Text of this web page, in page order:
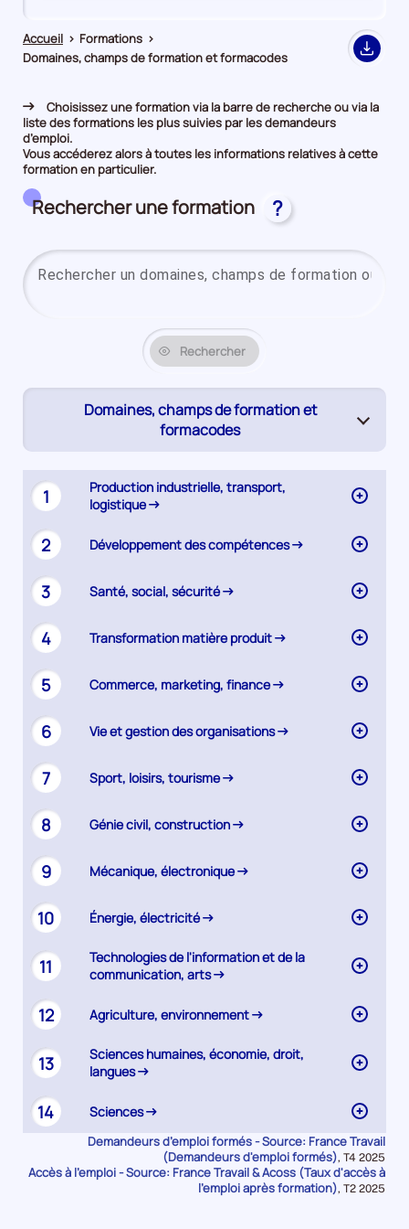
Accueil > Formations >
Domaines, champs de formation et formacodes
Export
Choisissez une formation via la barre de recherche ou via la
liste des formations les plus suivies par les demandeurs
d’emploi.
Vous accéderez alors à toutes les informations relatives à cette
formation en particulier.
Rechercher une formation ?
Rechercher
Domaines, champs de formation et
formacodes
(page
1
Production industrielle, transport,
logistique
2 Développement des compétences
3 Santé, social, sécurité
4 Transformation matière produit
5 Commerce, marketing, finance
6 Vie et gestion des organisations
7 Sport, loisirs, tourisme
8 Génie civil, construction
9 Mécanique, électronique
10 Énergie, électricité
11
Technologies de l'information et de la
communication, arts
12 Agriculture, environnement
13
Sciences humaines, économie, droit,
langues
14 Sciences
Demandeurs d’emploi formés - Source: France Travail
(Demandeurs d'emploi formés), Données
pour
la
T4 2025
Accès à l’emploi - Source: France Travail & Acoss (Taux d'accès à
l'emploi après formation), Données
T2 2025